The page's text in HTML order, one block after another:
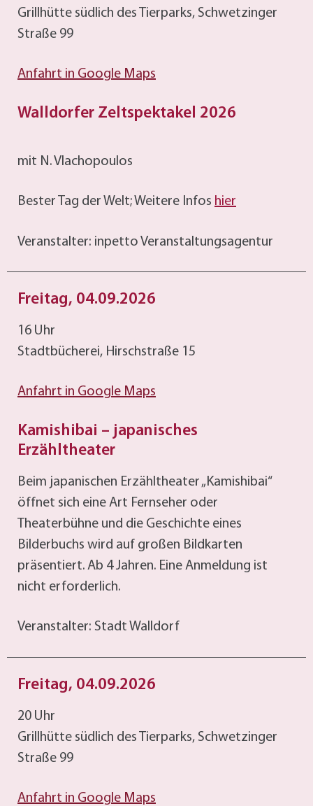
Grillhütte südlich des Tierparks, Schwetzinger
Straße 99
Anfahrt in Google Maps
Walldorfer Zeltspektakel 2026
mit N. Vlachopoulos
Bester Tag der Welt; Weitere Infos hier
Veranstalter: inpetto Veranstaltungsagentur
Freitag, 04.09.2026
16 Uhr
Stadtbücherei, Hirschstraße 15
Anfahrt in Google Maps
Kamishibai – japanisches
Erzähltheater
Beim japanischen Erzähltheater „Kamishibai“
öffnet sich eine Art Fernseher oder
Theaterbühne und die Geschichte eines
Bilderbuchs wird auf großen Bildkarten
präsentiert. Ab 4 Jahren. Eine Anmeldung ist
nicht erforderlich.
Veranstalter: Stadt Walldorf
Freitag, 04.09.2026
20 Uhr
Grillhütte südlich des Tierparks, Schwetzinger
Straße 99
Anfahrt in Google Maps